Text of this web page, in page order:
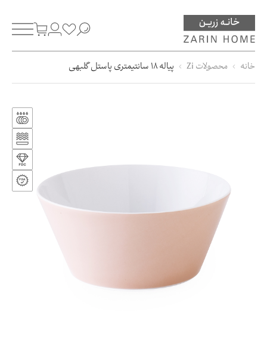
خانه محصولات Zi پیاله 18 سانتیمتری پاستل گلبهی